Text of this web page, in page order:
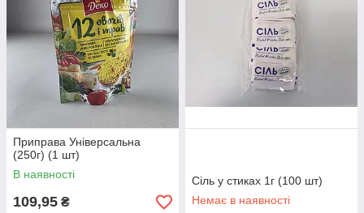
Приправа Універсальна
(250г) (1 шт)
В наявності
109,95 ₴
Сіль у стиках 1г (100 шт)
Немає в наявності